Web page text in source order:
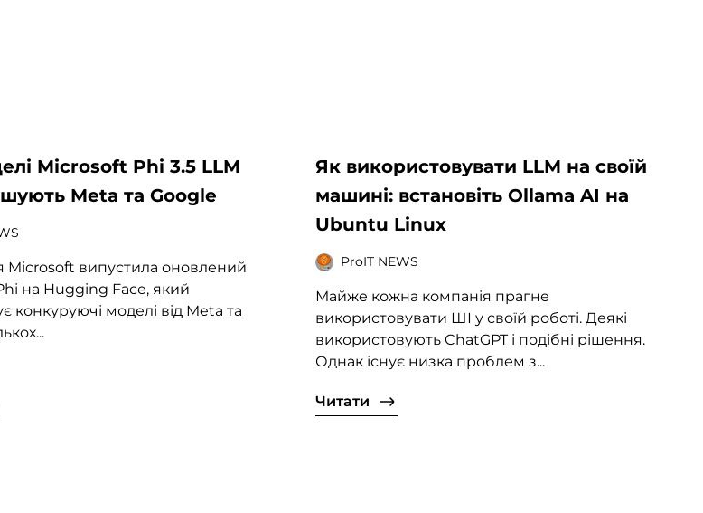
Microsoft Phi 3.5 LLM
Meta та Google
Microsoft випустила оновлений
на Hugging Face, який
конкуруючі моделі від Meta та
Як використовувати LLM на своїй
машині: встановіть Ollama AI на
Ubuntu Linux
ProIT NEWS
Майже кожна компанія прагне
використовувати ШІ у своїй роботі. Деякі
використовують ChatGPT і подібні рішення.
Однак існує низка проблем з...
Читати